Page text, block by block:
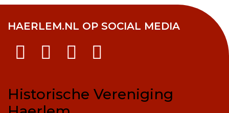
HAERLEM.NL OP SOCIAL MEDIA
Historische Vereniging